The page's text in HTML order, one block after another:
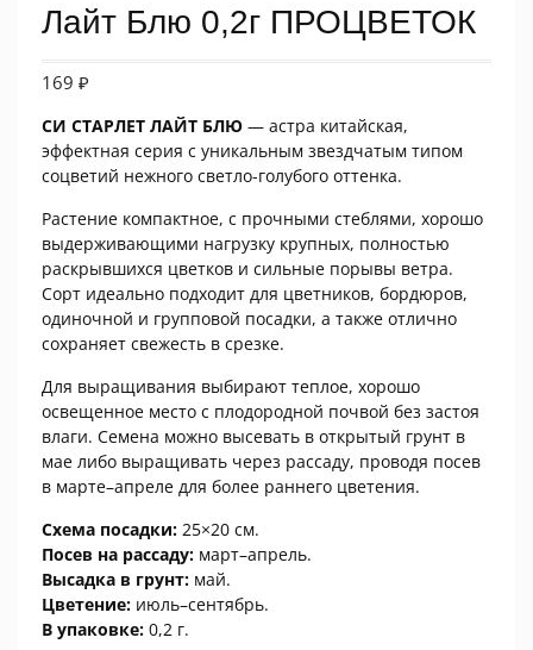
Лайт Блю 0,2г ПРОЦВЕТОК
169 ₽
СИ СТАРЛЕТ ЛАЙТ БЛЮ — астра китайская,
эффектная серия с уникальным звездчатым типом
соцветий нежного светло-голубого оттенка.
Растение компактное, с прочными стеблями, хорошо
выдерживающими нагрузку крупных, полностью
раскрывшихся цветков и сильные порывы ветра.
Сорт идеально подходит для цветников, бордюров,
одиночной и групповой посадки, а также отлично
сохраняет свежесть в срезке.
Для выращивания выбирают теплое, хорошо
освещенное место с плодородной почвой без застоя
влаги. Семена можно высевать в открытый грунт в
мае либо выращивать через рассаду, проводя посев
в марте–апреле для более раннего цветения.
Схема посадки: 25×20 см.
Посев на рассаду: март–апрель.
Высадка в грунт: май.
Цветение: июль–сентябрь.
В упаковке: 0,2 г.